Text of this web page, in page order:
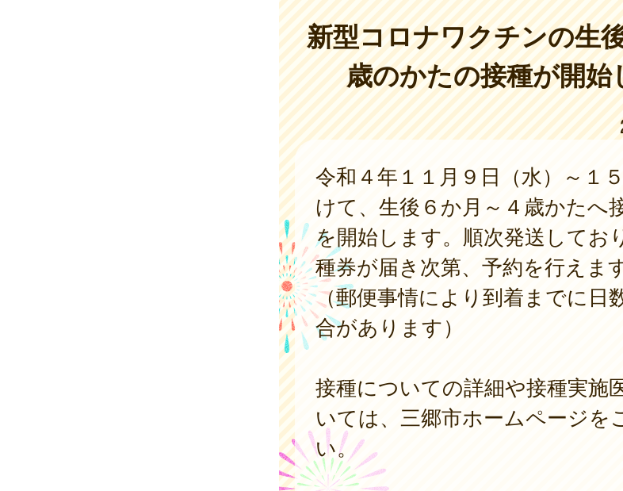
新型コロナワクチンの生
歳のかたの接種が開始
令和４年１１月９日（水）～１
けて、生後６か月～４歳かたへ
を開始します。順次発送してお
種券が届き次第、予約を行えます
（郵便事情により到着までに日
合があります）
接種についての詳細や接種実施
いては、三郷市ホームページを
い。